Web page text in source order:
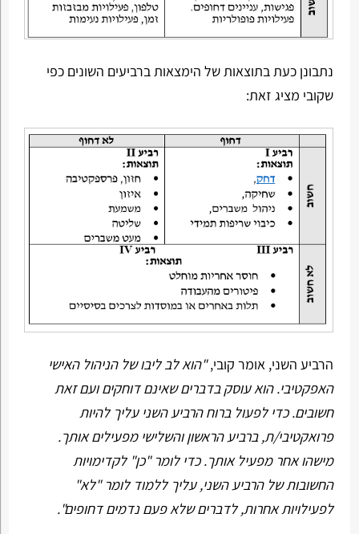
נתבונן כעת בתוצאות של הימצאות ברביעים השונים כפי
שקובי מציג זאת:
הרביע השני, אומר קובי,"הוא לב ליבו של הניהול האישי
האפקטיבי. הוא עוסק בדברים שאינם דוחקים ועם זאת
חשובים.כדי לפעול ברוח הרביע השני עליך להיות
פרואקטיבי/ת, ברביע הראשון והשלישי מפעילים אותך.
מישהו אחר מפעיל אותך. כדי לומר "כן" לקדימויות
החשובות של הרביע השני, עליך ללמוד לומר "לא"
לפעילויות אחרות, לדברים שלא פעם נדמים דחופים".